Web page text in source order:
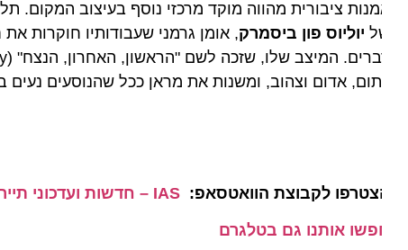
ציבורית מהווה מוקד מרכזי נוסף בעיצוב המקום.
יוליוס פון ביסמרק, אומן גרמני שעבודותיו חוקרות את
אדום וצהוב, ומשנות את מראן ככל שהנוסעים נעים
לקבוצת הוואטסאפ: IAS – חדשות ועדכוני תיירות מהארץ ומהעולם
אותנו גם בטלגרם